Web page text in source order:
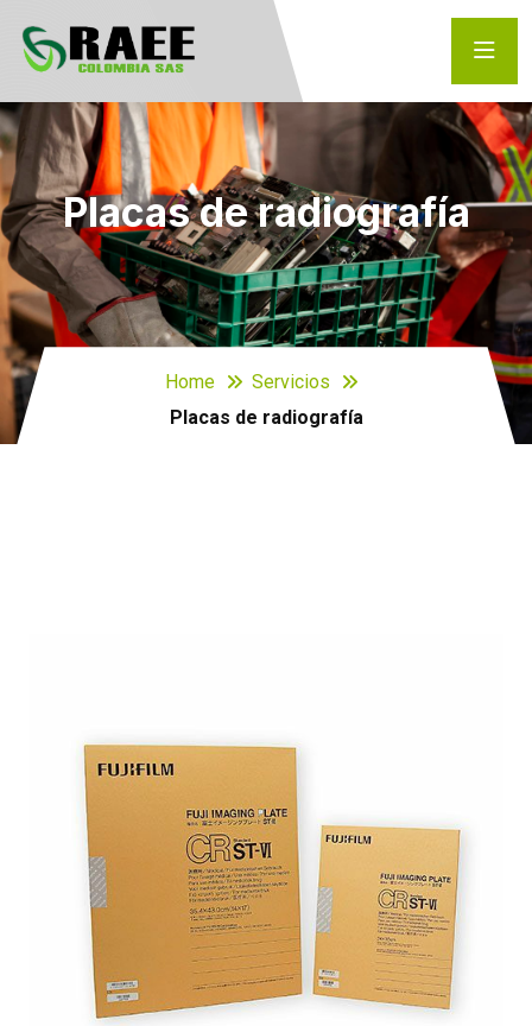
Placas de radiografía
Home
Servicios
Placas de radiografía